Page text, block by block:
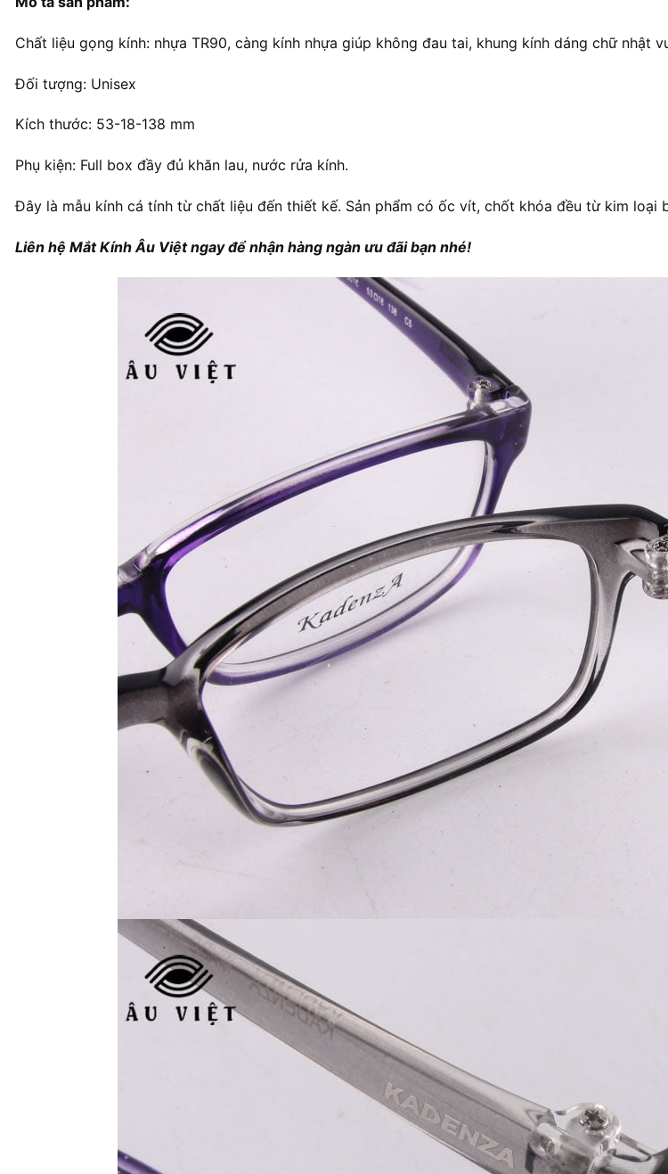
Chất liệu gọng kính: nhựa TR90, càng kính nhựa giúp không đau tai, khung kính dáng chữ nhật
Đối tượng: Unisex
Kích thước: 53-18-138 mm
Phụ kiện: Full box đầy đủ khăn lau, nước rửa kính.
Đây là mẫu kính cá tính từ chất liệu đến thiết kế. Sản phẩm có ốc vít, chốt khóa đều từ kim loại
Liên hệ Mắt Kính Âu Việt ngay để nhận hàng ngàn ưu đãi bạn nhé!